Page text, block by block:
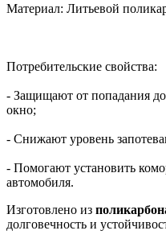
Материал: Литьевой
Потребительские свойства:
- Защищают от попадания
окно;
- Снижают уровень
- Помогают установить
автомобиля.
Изготовлено из
долговечность и